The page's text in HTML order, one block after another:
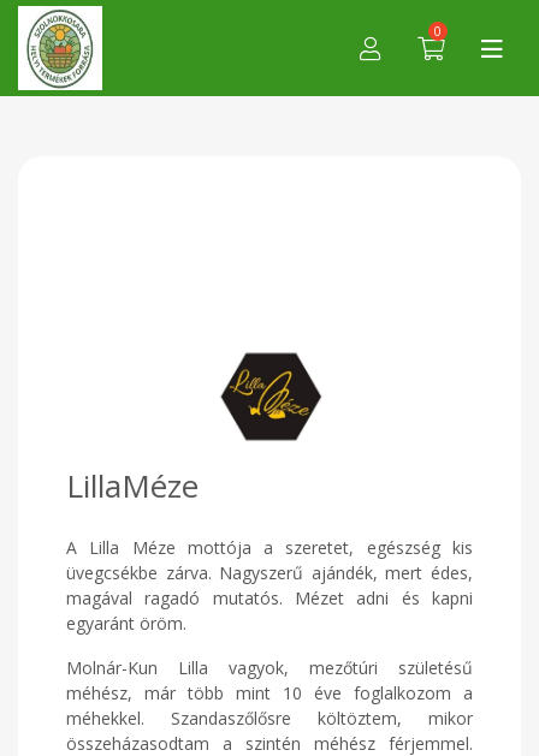
0
LillaMéze
A Lilla Méze mottója a szeretet, egészség kis
üvegcsékbe zárva. Nagyszerű ajándék, mert édes,
magával ragadó mutatós. Mézet adni és kapni
egyaránt öröm.
Molnár-Kun Lilla vagyok, mezőtúri születésű
méhész, már több mint 10 éve foglalkozom a
méhekkel. Szandaszőlősre költöztem, mikor
összeházasodtam a szintén méhész férjemmel.